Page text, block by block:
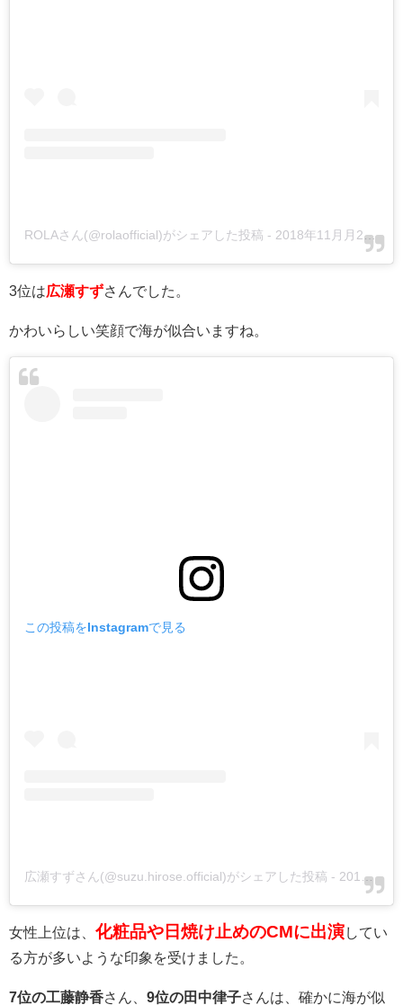
ROLAさん(@rolaofficial)がシェアした投稿 - 2018年11月月20日午後8時26分PST
3位は広瀬すずさんでした。
かわいらしい笑顔で海が似合いますね。
この投稿をInstagramで見る
広瀬すずさん(@suzu.hirose.official)がシェアした投稿 - 2018年 8月月21日午後9時09分PDT
女性上位は、 化粧品や日焼け止めのCMに出演してい
る方が多いような印象を受けました。
7位の工藤静香さん、 9位の田中律子さんは、確かに海が似